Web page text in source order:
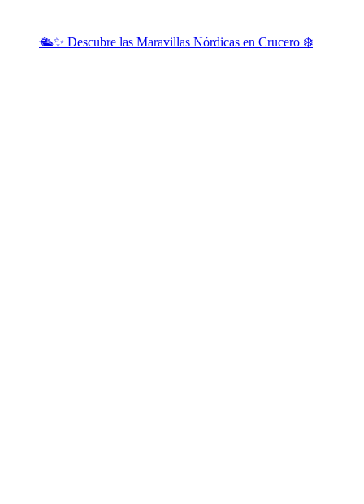
🛳️✨ Descubre las Maravillas Nórdicas en Crucero ❄️